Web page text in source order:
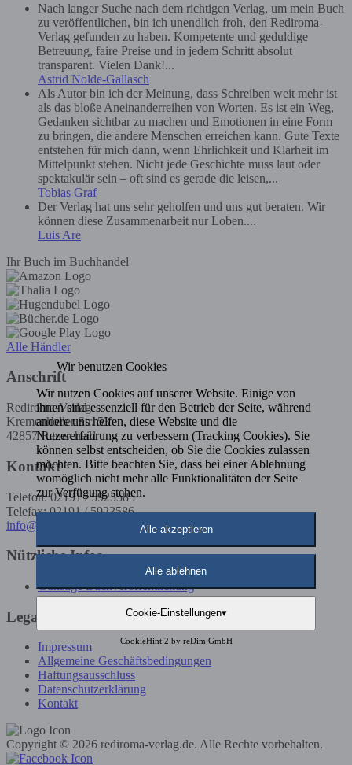
Nach langer Suche nach dem richtigen Verlag, um mein Buch
zu veröffentlichen, bin ich unendlich froh, den Rediroma-
Verlag gefunden zu haben. Kompetente und geduldige
Betreuung, faire Preise und in jedem Schritt absolut
transparent. Vielen Dank!...
Astrid Nolde-Gallasch
Als Autor bin ich der Meinung, dass Schreiben weit mehr ist
als das bloße Aneinanderreihen von Worten. Es ist ein Weg,
Gedanken sichtbar zu machen und Emotionen in eine Form
zu bringen, die andere Menschen erreichen kann. Gute Texte
entstehen für mich dann, wenn Ehrlichkeit und Klarheit im
Mittelpunkt stehen. Nicht jede Geschichte muss laut oder
spektakulär sein – oft sind es gerade die leisen,...
Tobias Graf
Der Verlag hat uns sehr geholfen und uns gut beraten. Wir
können diese Zusammenarbeit nur Loben....
Luis Are
Ihr Buch im Buchhandel
Alle Händler
Anschrift
Rediroma-Verlag
Kremenholler Str. 53
42857 Remscheid
Kontakt
Telefon: 02191 / 5923585
Telefax: 02191 / 5923586
info@rediroma-verlag.de
Nützliche Infos
Günstige Buchveröffentlichung
Legals
Impressum
Allgemeine Geschäftsbedingungen
Haftungsausschluss
Datenschutzerklärung
Kontakt
Copyright © 2026 rediroma-verlag.de. Alle Rechte vorbehalten.
Wir benutzen Cookies
Wir nutzen Cookies auf unserer Website. Einige von
ihnen sind essenziell für den Betrieb der Seite, während
andere uns helfen, diese Website und die
Nutzererfahrung zu verbessern (Tracking Cookies). Sie
können selbst entscheiden, ob Sie die Cookies zulassen
möchten. Bitte beachten Sie, dass bei einer Ablehnung
womöglich nicht mehr alle Funktionalitäten der Seite
zur Verfügung stehen.
Alle akzeptieren
Alle ablehnen
Cookie-Einstellungen▾
CookieHint 2 by reDim GmbH